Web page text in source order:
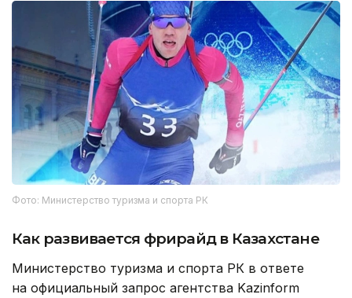
Фото: Министерство туризма и спорта РК
Как развивается фрирайд в Казахстане
Министерство туризма и спорта РК в ответе
на официальный запрос агентства Kazinform